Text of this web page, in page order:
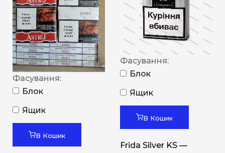
Фасування:
Блок
Ящик
В Кошик
Фасування:
Блок
Ящик
В Кошик
Frida Silver KS —